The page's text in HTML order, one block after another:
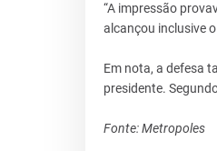
“A impressão
alcançou inclusive
Em nota, a defesa
presidente.
Fonte: Metropoles